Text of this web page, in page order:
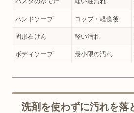
ハンドソープ コップ・軽食後
固形石けん 軽い汚れ
ボディソープ 最小限の汚れ
洗剤を使わずに汚れを落